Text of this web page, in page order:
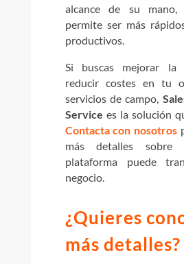
alcance de su
permite ser más
productivos.
Si buscas mejorar la
reducir costes en tu
servicios de campo,
Service es la solución
Contacta con nosotros
más detalles sobre
plataforma puede
negocio.
¿Quieres
más detalles?